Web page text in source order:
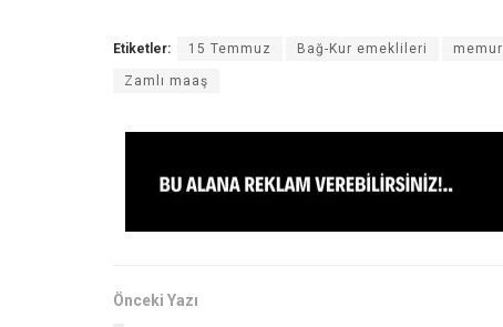
Etiketler: 15 Temmuz Bağ-Kur emeklileri memur
Zamlı maaş
Önceki Yazı